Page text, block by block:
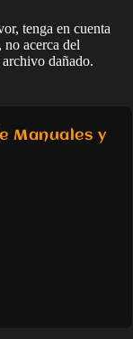
tenga en cuenta
no acerca del
dañado.
Manuales y